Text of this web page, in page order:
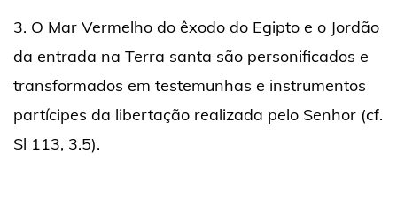
3. O Mar Vermelho do êxodo do Egipto e o Jordão
da entrada na Terra santa são personificados e
transformados em testemunhas e instrumentos
partícipes da libertação realizada pelo Senhor (cf.
Sl 113, 3.5).